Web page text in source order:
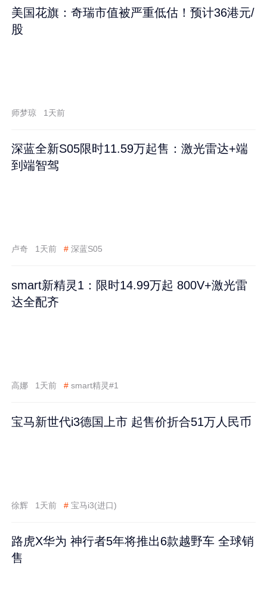
美国花旗：奇瑞市值被严重低估！预计36港元/
股
师梦琼 1天前
深蓝全新S05限时11.59万起售：激光雷达+端
到端智驾
卢奇 1天前 # 深蓝S05
smart新精灵1：限时14.99万起 800V+激光雷
达全配齐
高娜 1天前 # smart精灵#1
宝马新世代i3德国上市 起售价折合51万人民币
徐辉 1天前 # 宝马i3(进口)
路虎X华为 神行者5年将推出6款越野车 全球销
售